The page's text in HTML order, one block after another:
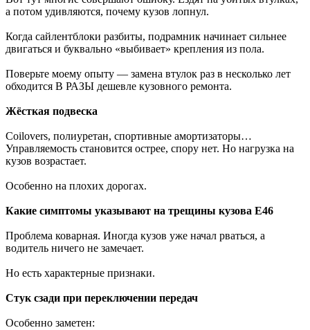
а потом удивляются, почему кузов лопнул.
Когда сайлентблоки разбиты, подрамник начинает сильнее
двигаться и буквально «выбивает» крепления из пола.
Поверьте моему опыту — замена втулок раз в несколько лет
обходится В РАЗЫ дешевле кузовного ремонта.
Жёсткая подвеска
Coilovers, полиуретан, спортивные амортизаторы…
Управляемость становится острее, спору нет. Но нагрузка на
кузов возрастает.
Особенно на плохих дорогах.
Какие симптомы указывают на трещины кузова E46
Проблема коварная. Иногда кузов уже начал рваться, а
водитель ничего не замечает.
Но есть характерные признаки.
Стук сзади при переключении передач
Особенно заметен: